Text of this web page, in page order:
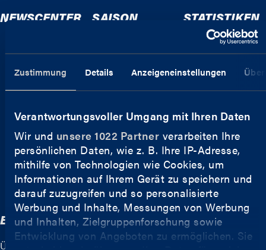
Zustimmung Details Anzeigeneinstellungen
Verantwortungsvoller Umgang mit Ihren Daten
Wir und unsere 1022 Partnerverarbeiten Ihre
persönlichen Daten, wie z. B. Ihre IP-Adresse,
mithilfe von Technologien wie Cookies, um
Informationen auf Ihrem Gerät zu speichern und
darauf zuzugreifen und so personalisierte
Werbung und Inhalte, Messungen von Werbung
und Inhalten, Zielgruppenforschung sowie
Entwicklung von Angeboten zu ermöglichen. Sie
NEWSCENTER SAISON
Pokal
Aktuelle Spiele
Tabelle
Tabellenprognose
Unsere Teams
Unsere Spieler
Dyn Basketball -
Live & auf Abruf
STATISTIKEN
Teams
Historie
EASYCREDIT BBL
Über Uns
SPORTENTWICKLUNG
Ausbildungsfonds